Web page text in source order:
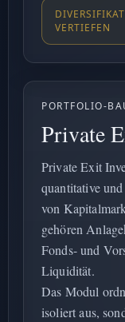
VERTIEFEN
PORTFOLIO-
Private
Private Exit
quantitative
von
gehören
Fonds- und
Liquidität.
Das Modul
isoliert aus,